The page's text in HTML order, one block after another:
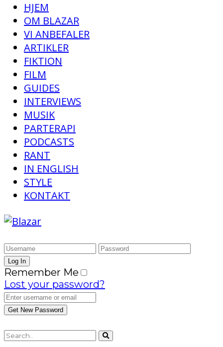
HJEM
OM BLAZAR
VI ANBEFALER
ARTIKLER
FIKTION
FILM
GUIDES
INTERVIEWS
MUSIK
PARTERAPI
PODCASTS
RANT
IN ENGLISH
STYLE
KONTAKT
Remember Me
Lost your password?